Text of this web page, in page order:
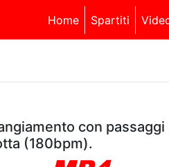
Home Spartiti
con
(180bpm).